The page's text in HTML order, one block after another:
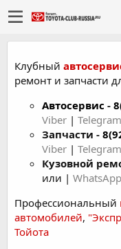
Клубный
ремонт и запчасти
Автосервис -
Viber | Telegram
Запчасти -
Viber | Telegram
Кузовной
или | WhatsApp
Профессиональный
автомобилей,
Тойота